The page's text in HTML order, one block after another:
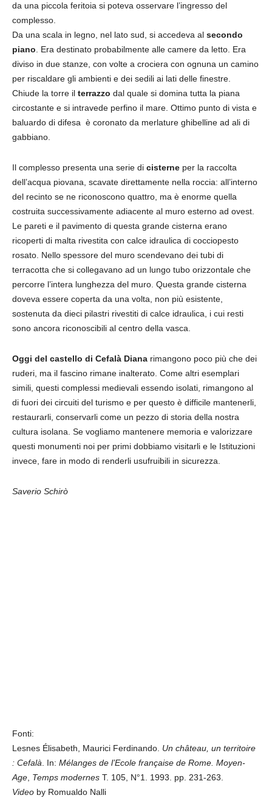
da una piccola feritoia si poteva osservare l’ingresso del
complesso.
Da una scala in legno, nel lato sud, si accedeva al secondo
piano . Era destinato probabilmente alle camere da letto. Era
diviso in due stanze, con volte a crociera con ognuna un camino
per riscaldare gli ambienti e dei sedili ai lati delle finestre.
Chiude la torre il terrazzo dal quale si domina tutta la piana
circostante e si intravede perfino il mare. Ottimo punto di vista e
baluardo di difesa è coronato da merlature ghibelline ad ali di
gabbiano.
Il complesso presenta una serie di cisterne per la raccolta
dell’acqua piovana, scavate direttamente nella roccia: all’interno
del recinto se ne riconoscono quattro, ma è enorme quella
costruita successivamente adiacente al muro esterno ad ovest.
Le pareti e il pavimento di questa grande cisterna erano
ricoperti di malta rivestita con calce idraulica di cocciopesto
rosato. Nello spessore del muro scendevano dei tubi di
terracotta che si collegavano ad un lungo tubo orizzontale che
percorre l’intera lunghezza del muro. Questa grande cisterna
doveva essere coperta da una volta, non più esistente,
sostenuta da dieci pilastri rivestiti di calce idraulica, i cui resti
sono ancora riconoscibili al centro della vasca.
Oggi del castello di Cefalà Diana rimangono poco più che dei
ruderi, ma il fascino rimane inalterato. Come altri esemplari
simili, questi complessi medievali essendo isolati, rimangono al
di fuori dei circuiti del turismo e per questo è difficile mantenerli,
restaurarli, conservarli come un pezzo di storia della nostra
cultura isolana. Se vogliamo mantenere memoria e valorizzare
questi monumenti noi per primi dobbiamo visitarli e le Istituzioni
invece, fare in modo di renderli usufruibili in sicurezza.
Saverio Schirò
Fonti:
Lesnes Élisabeth, Maurici Ferdinando. Un château, un territoire
: Cefalà . In: Mélanges de l’Ecole française de Rome. Moyen-
Age Temps modernes T. 105, N°1. 1993. pp. 231-263.
Video by Romualdo Nalli